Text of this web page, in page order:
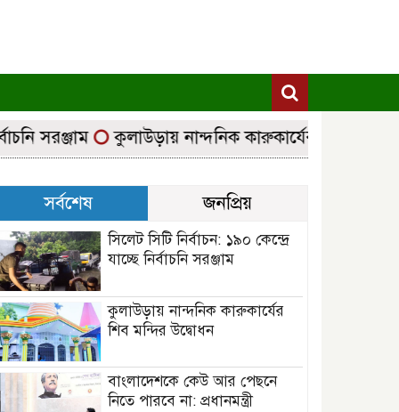
সরঞ্জাম কুলাউড়ায় নান্দনিক কারুকার্যের শিব মন্দির
সর্বশেষ জনপ্রিয়
সিলেট সিটি নির্বাচন: ১৯০ কেন্দ্রে
যাচ্ছে নির্বাচনি সরঞ্জাম
কুলাউড়ায় নান্দনিক কারুকার্যের
শিব মন্দির উদ্বোধন
বাংলাদেশকে কেউ আর পেছনে
নিতে পারবে না: প্রধানমন্ত্রী